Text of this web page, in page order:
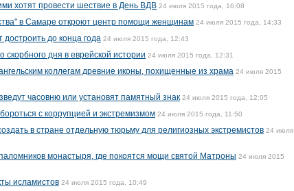
хотят провести шествие в День ВДВ 24 июля 2015 года, 16:08
в Самаре откроют центр помощи женщинам 24 июля 2015 года, 14:33
до конца года 24 июля 2015 года, 12:43
скорбного дня в еврейской истории 24 июля 2015 года, 12:31
коллегам древние иконы, похищенные из храма 24 июля 2015
часовню или установят памятный знак 24 июля 2015 года, 12:05
с коррупцией и экстремизмом 24 июля 2015 года, 11:50
в стране отдельную тюрьму для религиозных экстремистов 24 июля
монастыря, где покоятся мощи святой Матроны 24 июля 2015
исламистов 24 июля 2015 года, 10:49